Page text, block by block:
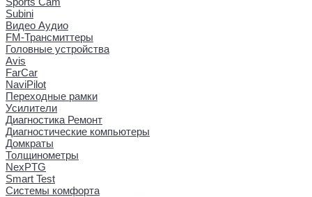
Subini
Видео Аудио
FM-Трансмиттеры
Головные устройства
Avis
FarCar
NaviPilot
Переходные рамки
Усилители
Диагностика Ремонт
Диагностические компьютеры
Домкраты
Толщинометры
NexPTG
Smart Test
Системы комфорта